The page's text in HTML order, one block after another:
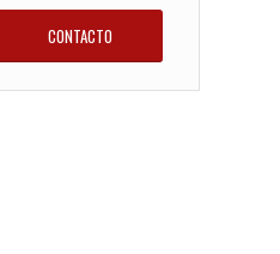
CONTACTO